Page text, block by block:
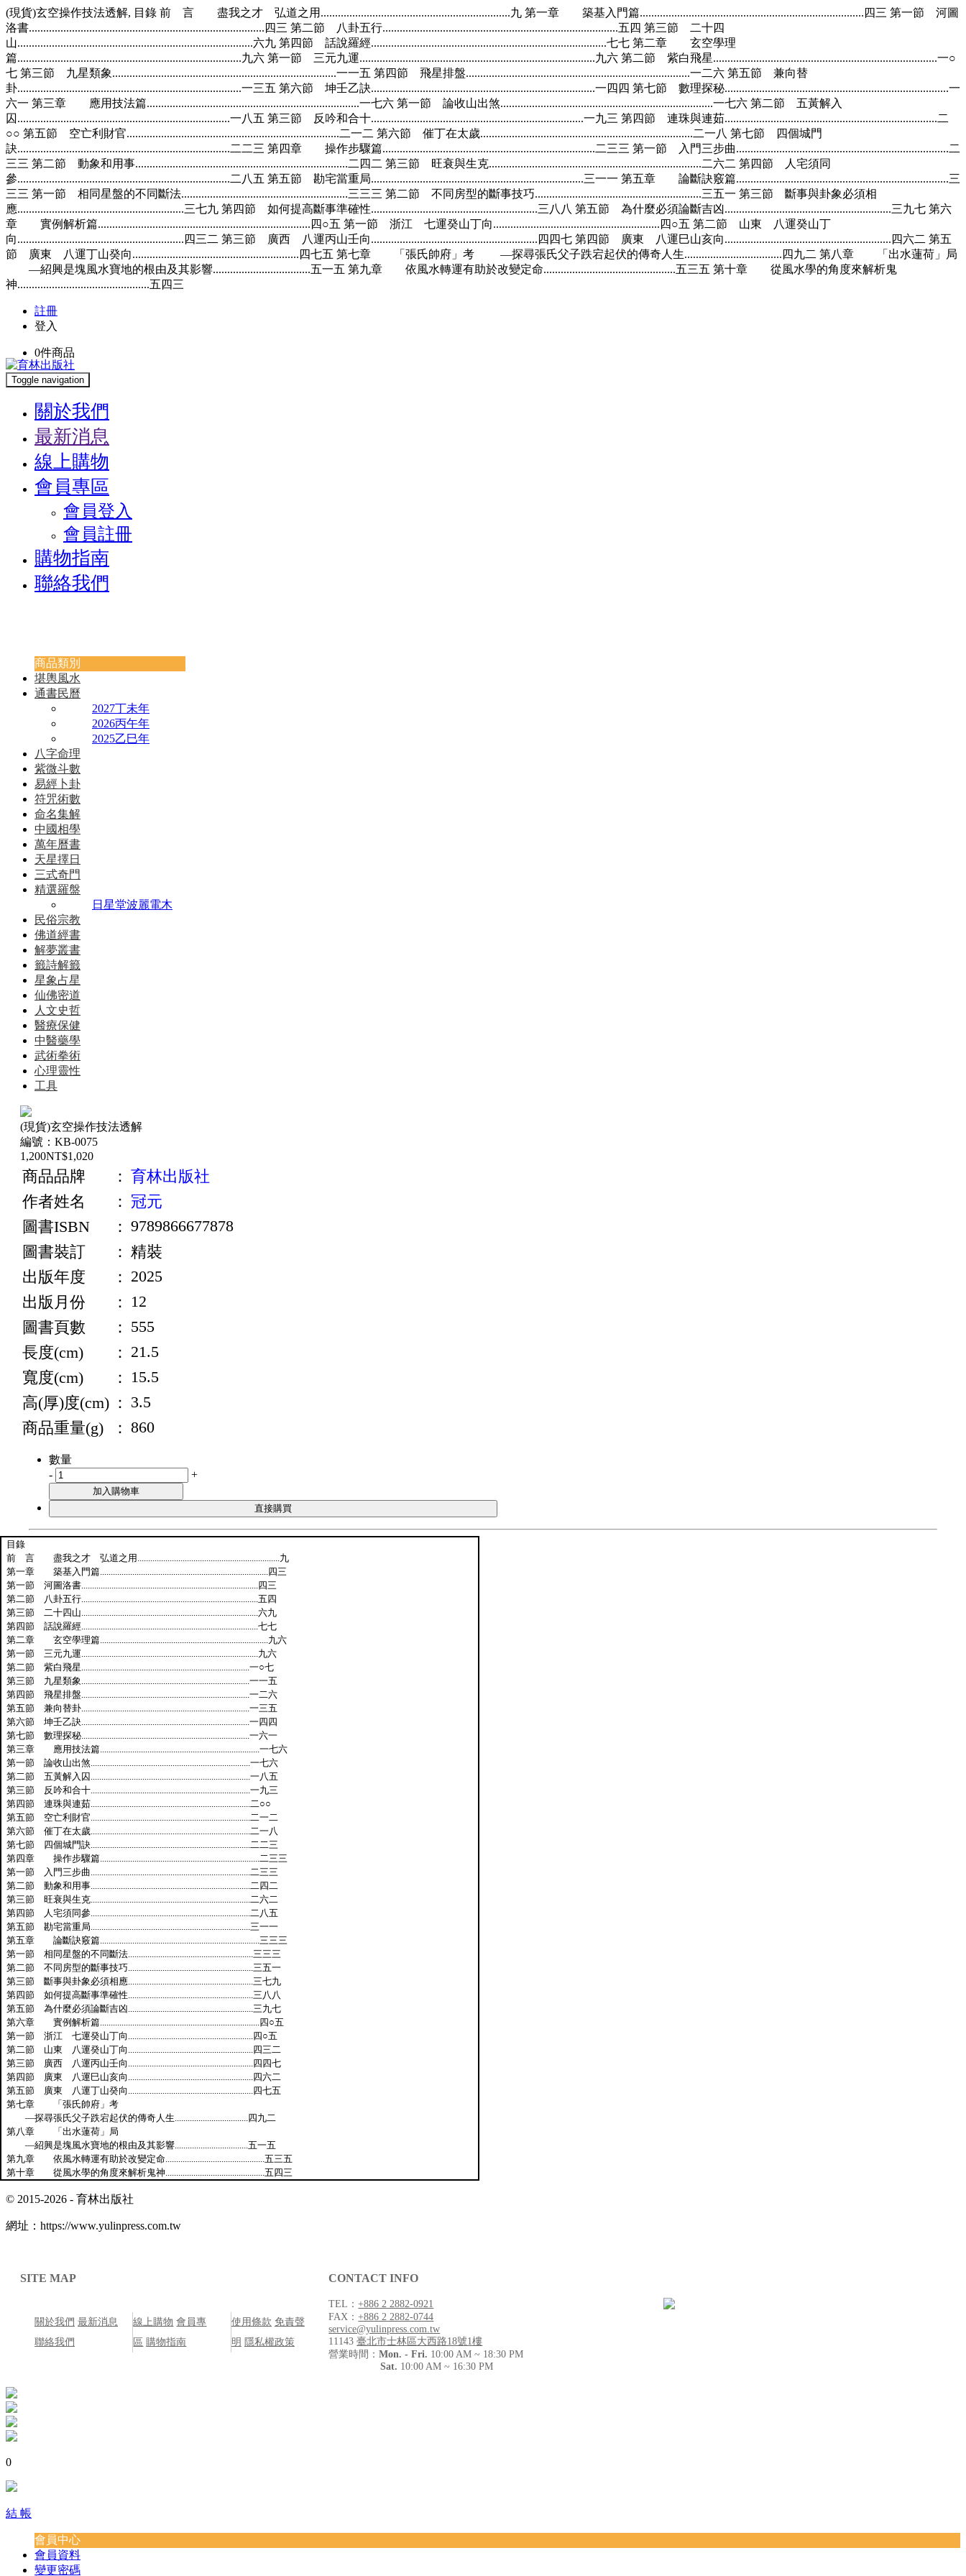
(現貨)玄空操作技法透解, 目錄 前 言 盡我之才 弘道之用..................................................................九 第一章 築基入門篇..............................................................................四三 第一節 河圖
洛書..................................................................................四三 第二節 八卦五行..................................................................................五四 第三節 二十四
山..................................................................................六九 第四節 話說羅經..................................................................................七七 第二章 玄空學理
篇..............................................................................九六 第一節 三元九運..................................................................................九六 第二節 紫白飛星..............................................................................一○
七 第三節 九星類象..............................................................................一一五 第四節 飛星排盤..............................................................................一二六 第五節 兼向替
卦..............................................................................一三五 第六節 坤壬乙訣..............................................................................一四四 第七節 數理探秘..............................................................................一
六一 第三章 應用技法篇..........................................................................一七六 第一節 論收山出煞..........................................................................一七六 第二節 五黃解入
囚..........................................................................一八五 第三節 反吟和合十..........................................................................一九三 第四節 連珠與連茹..........................................................................二
○○ 第五節 空亡利財官..........................................................................二一二 第六節 催丁在太歲..........................................................................二一八 第七節 四個城門
訣..........................................................................二二三 第四章 操作步驟篇..........................................................................二三三 第一節 入門三步曲..........................................................................二
三三 第二節 動象和用事..........................................................................二四二 第三節 旺衰與生克..........................................................................二六二 第四節 人宅須同
參..........................................................................二八五 第五節 勘宅當重局..........................................................................三一一 第五章 論斷訣竅篇..........................................................................三
三三 第一節 相同星盤的不同斷法..........................................................三三三 第二節 不同房型的斷事技巧..........................................................三五一 第三節 斷事與卦象必須相
應..........................................................三七九 第四節 如何提高斷事準確性..........................................................三八八 第五節 為什麼必須論斷吉凶..........................................................三九七 第六
章 實例解析篇..........................................................................四○五 第一節 浙江 七運癸山丁向..........................................................四○五 第二節 山東 八運癸山丁
向..........................................................四三二 第三節 廣西 八運丙山壬向..........................................................四四七 第四節 廣東 八運巳山亥向..........................................................四六二 第五
節 廣東 八運丁山癸向..........................................................四七五 第七章 「張氏帥府」考 —探尋張氏父子跌宕起伏的傳奇人生..................................四九二 第八章 「出水蓮荷」局
—紹興是塊風水寶地的根由及其影響..................................五一五 第九章 依風水轉運有助於改變定命..............................................五三五 第十章 從風水學的角度來解析鬼
神..............................................五四三
註冊
登入
0件商品
Toggle navigation
關於我們
最新消息
線上購物
會員專區
會員登入
會員註冊
購物指南
聯絡我們
商品類別
堪輿風水
通書民曆
2027丁未年
2026丙午年
2025乙巳年
八字命理
紫微斗數
易經卜卦
符咒術數
命名集解
中國相學
萬年曆書
天星擇日
三式奇門
精選羅盤
日星堂波麗電木
民俗宗教
佛道經書
解夢叢書
籤詩解籤
星象占星
仙佛密道
人文史哲
醫療保健
中醫藥學
武術拳術
心理靈性
工具
(現貨)玄空操作技法透解
編號：KB-0075
1,200NT$1,020
商品品牌 ： 育林出版社
作者姓名
： 冠元
圖書ISBN
： 9789866677878
圖書裝訂
： 精裝
出版年度
： 2025
出版月份
： 12
圖書頁數
： 555
長度(cm)
： 21.5
寬度(cm)
： 15.5
高(厚)度(cm) ： 3.5
商品重量(g)
： 860
數量
-
+
目錄
前 言 盡我之才 弘道之用 ..................................................................九
第一章 築基入門篇..............................................................................四三
第一節 河圖洛書..................................................................................四三
第二節 八卦五行..................................................................................五四
第三節 二十四山..................................................................................六九
第四節 話說羅經..................................................................................七七
第二章 玄空學理篇..............................................................................九六
第一節 三元九運..................................................................................九六
第二節 紫白飛星..............................................................................一○七
第三節 九星類象..............................................................................一一五
第四節 飛星排盤..............................................................................一二六
第五節 兼向替卦..............................................................................一三五
第六節 坤壬乙訣..............................................................................一四四
第七節 數理探秘..............................................................................一六一
第三章 應用技法篇..........................................................................一七六
第一節 論收山出煞..........................................................................一七六
第二節 五黃解入囚 ..........................................................................一八五
第三節 反吟和合十..........................................................................一九三
第四節 連珠與連茹..........................................................................二○○
第五節 空亡利財官..........................................................................二一二
第六節 催丁在太歲..........................................................................二一八
第七節 四個城門訣..........................................................................二二三
第四章 操作步驟篇..........................................................................二三三
第一節 入門三步曲..........................................................................二三三
第二節 動象和用事..........................................................................二四二
第三節 旺衰與生克..........................................................................二六二
第四節 人宅須同參..........................................................................二八五
第五節 勘宅當重局..........................................................................三一一
第五章 論斷訣竅篇..........................................................................三三三
第一節 相同星盤的不同斷法..........................................................三三三
第二節 不同房型的斷事技巧..........................................................三五一
第三節 斷事與卦象必須相應..........................................................三七九
第四節 如何提高斷事準確性..........................................................三八八
第五節 為什麼必須論斷吉凶..........................................................三九七
第六章 實例解析篇..........................................................................四○五
第一節 浙江 七運癸山丁向 ..........................................................四○五
第二節 山東 八運癸山丁向 ..........................................................四三二
第三節 廣西 八運丙山壬向 ..........................................................四四七
第四節 廣東 八運巳山亥向 ..........................................................四六二
第五節 廣東 八運丁山癸向 ..........................................................四七五
第七章 「張氏帥府」考
—探尋張氏父子跌宕起伏的傳奇人生..................................四九二
第八章 「出水蓮荷」局
—紹興是塊風水寶地的根由及其影響..................................五一五
第九章 依風水轉運有助於改變定命..............................................五三五
第十章 從風水學的角度來解析鬼神..............................................五四三
© 2015-2026 - 育林出版社
網址： https://www.yulinpress.com.tw
SITE MAP
關於我們 最新消息
聯絡我們
線上購物 會員專
區 購物指南
使用條款 免責聲
明 隱私權政策
CONTACT INFO
TEL：+886 2 2882-0921
FAX：+886 2 2882-0744
service@yulinpress.com.tw
11143臺北市士林區大西路18號1樓
營業時間：Mon. - Fri. 10:00 AM ~ 18:30 PM
Sat. 10:00 AM ~ 16:30 PM
0
結 帳
會員中心
會員資料
變更密碼